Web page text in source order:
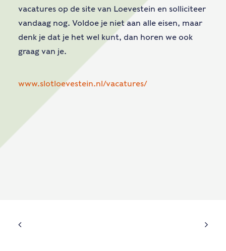
vacatures op de site van Loevestein en solliciteer
vandaag nog. Voldoe je niet aan alle eisen, maar
denk je dat je het wel kunt, dan horen we ook
graag van je.
www.slotloevestein.nl/vacatures/